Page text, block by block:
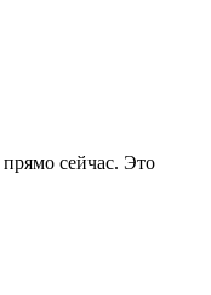
сейчас. Это